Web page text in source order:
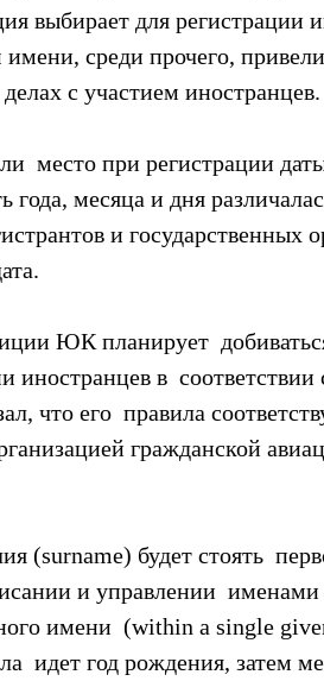
выбирает для регистрации
имени, среди прочего,
с участием иностранцев.
место при регистрации
года, месяца и дня
и государственных
ЮК планирует
иностранцев в
что его  правила
гражданской
(surname) будет стоять
и управлении  именами
имени  (within a single
идет год рождения, затем